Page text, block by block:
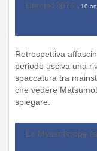
Utente13076 - 10
Retrospettiva
periodo usciva una
spaccatura tra
che vedere
spiegare.
Le Mysanthrope